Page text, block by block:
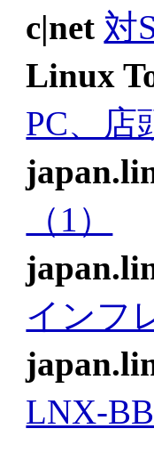
c|net 対
Linux
PC、店
（1）
インフ
LNX-